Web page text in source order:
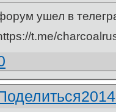
ушел в
t.me/